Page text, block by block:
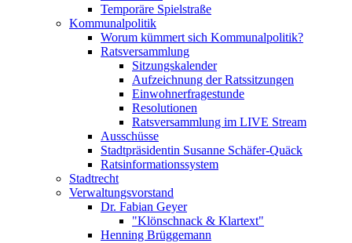
Temporäre Spielstraße
Kommunalpolitik
Worum kümmert sich Kommunalpolitik?
Ratsversammlung
Sitzungskalender
Aufzeichnung der Ratssitzungen
Einwohnerfragestunde
Resolutionen
Ratsversammlung im LIVE Stream
Ausschüsse
Stadtpräsidentin Susanne Schäfer-Quäck
Ratsinformationssystem
Stadtrecht
Verwaltungsvorstand
Dr. Fabian Geyer
"Klönschnack & Klartext"
Henning Brüggemann